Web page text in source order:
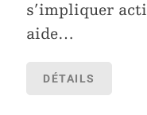
s’impliquer
aide…
DÉTAILS